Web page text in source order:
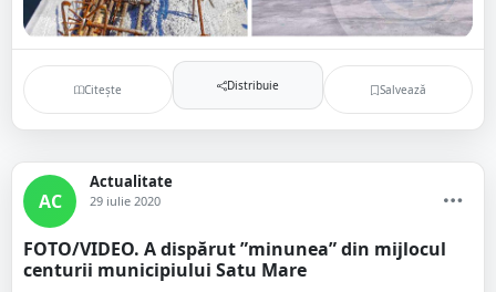
Citește Distribuie Salvează
AC
Actualitate
29 iulie 2020
FOTO/VIDEO. A dispărut ”minunea” din mijlocul
centurii municipiului Satu Mare